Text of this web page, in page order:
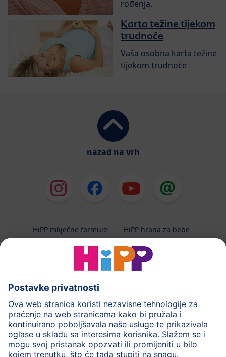
rođenja.
Karta težine tijekom
trudnoće
Vaša osobna karta težine
tijekom trudnoće
nazad na vrh
HiPP mliječne formule
HiPP hrana za bebe
HiPP njega
HiPP trudnoća
Terapeutska dijeta
Zaštita podataka i upute za korištenj
Uvjeti korištenja
Impressum
Kontakt
O HiPP-u